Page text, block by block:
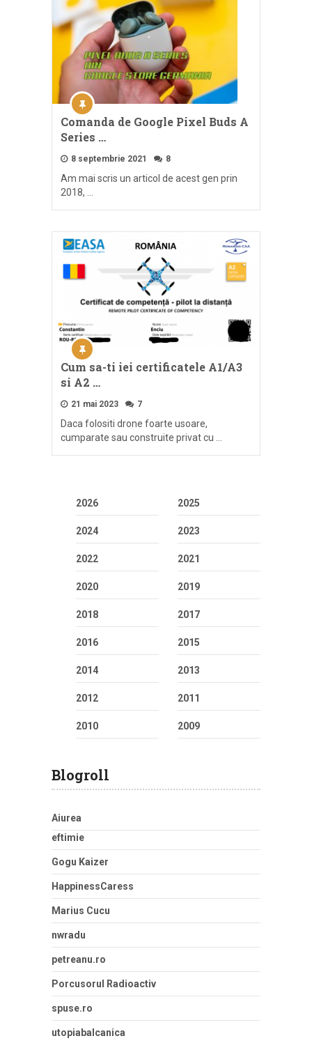
Comanda de Google Pixel Buds A
Series …
8 septembrie 2021 8
Am mai scris un articol de acest gen prin
2018, …
Cum sa-ti iei certificatele A1/A3
si A2 …
21 mai 2023 7
Daca folositi drone foarte usoare,
cumparate sau construite privat cu …
2026 2025
2024 2023
2022 2021
2020 2019
2018 2017
2016 2015
2014 2013
2012 2011
2010 2009
Blogroll
Aiurea
eftimie
Gogu Kaizer
HappinessCaress
Marius Cucu
nwradu
petreanu.ro
Porcusorul Radioactiv
spuse.ro
utopiabalcanica